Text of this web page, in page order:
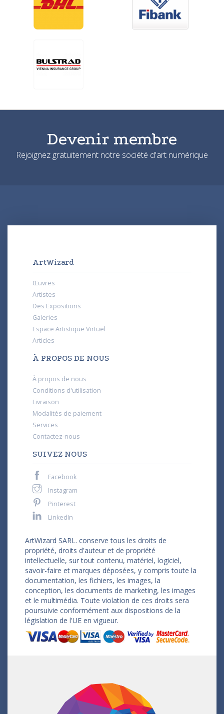
Devenir membre
Rejoignez gratuitement notre société d'art numérique
ArtWizard
Œuvres
Artistes
Des Expositions
Galeries
Espace Artistique Virtuel
Articles
À PROPOS DE NOUS
À propos de nous
Conditions d'utilisation
Livraison
Modalités de paiement
Services
Contactez-nous
SUIVEZ NOUS
Facebook
Instagram
Pinterest
LinkedIn
ArtWizard SARL. conserve tous les droits de
propriété, droits d'auteur et de propriété
intellectuelle, sur tout contenu, matériel, logiciel,
savoir-faire et marques déposées, y compris toute la
documentation, les fichiers, les images, la
conception, les documents de marketing, les images
et le multimédia. Toute violation de ces droits sera
poursuivie conformément aux dispositions de la
législation de l'UE en vigueur.